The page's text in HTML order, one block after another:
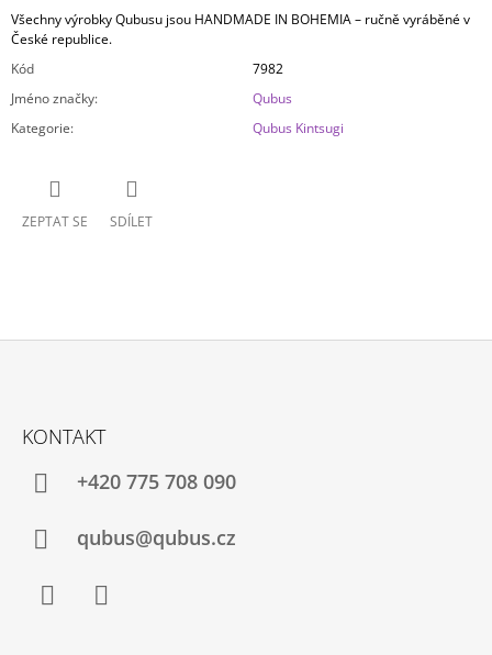
Všechny výrobky Qubusu jsou HANDMADE IN BOHEMIA – ručně vyráběné v
České republice.
Kód
7982
Jméno značky:
Qubus
Kategorie: Qubus Kintsugi
ZEPTAT SE SDÍLET
KONTAKT
+420 775 708 090
qubus@qubus.cz